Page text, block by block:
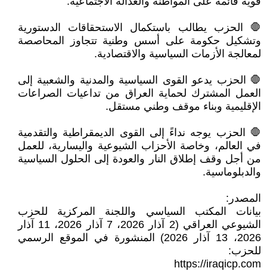
🛑 الحزب يطالب باستكمال الاستحقاقات الدستورية
وتشكيل حكومة على أسس وطنية تتجاوز المحاصصة
لمعالجة الأزمات السياسية والاقتصادية.
🛑 الحزب يدعو القوى السياسية والمدنية والشعبية إلى
العمل المشترك لحماية العراق من تداعيات الصراعات
الإقليمية وبناء موقف وطني مستقل.
🛑 الحزب يوجه نداءً إلى القوى الديمقراطية والتقدمية
في العالم، وخاصة الأحزاب الشيوعية واليسارية، للعمل
من أجل وقف إطلاق النار والعودة إلى الحلول السياسية
والدبلوماسية.
المصدر:
بيانات المكتب السياسي واللجنة المركزية للحزب
الشيوعي العراقي (2 آذار 2026، 7 آذار 2026، 11 آذار
2026، 13 آذار 2026) المنشورة في الموقع الرسمي
للحزب:
https://iraqicp.com